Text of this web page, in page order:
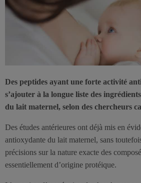
Des peptides ayant une forte activité
s’ajouter à la longue liste des
du lait maternel, selon des chercheurs
Des études antérieures ont déjà mis en
antioxydante du lait maternel, sans
précisions sur la nature exacte des
essentiellement d’origine protéique.